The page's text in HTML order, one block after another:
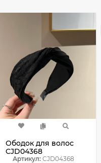
Ободок для волос
CJD04368
Артикул:CJD04368